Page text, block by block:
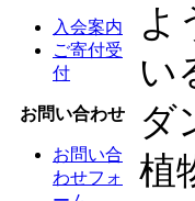
入会案内
ご寄付受
付
お問い合わせ
お問い合
わせフォ
よ
い
ダ
植